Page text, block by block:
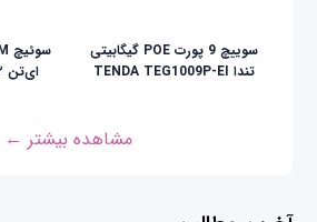
سوییچ 9 پورت POE گیگابیتی
تندا TENDA TEG1009P-EI
مشاهده بیشتر ←